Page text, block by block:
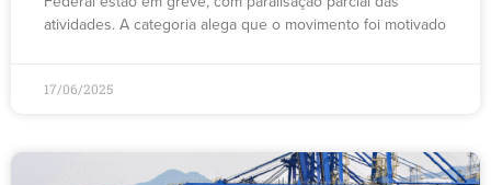
atividades. A categoria alega que o movimento foi motivado
17/06/2025